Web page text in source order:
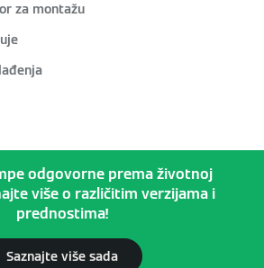
za montažu
odgovorne prema životnoj
više o različitim verzijama i
prednostima!
Saznajte više sada